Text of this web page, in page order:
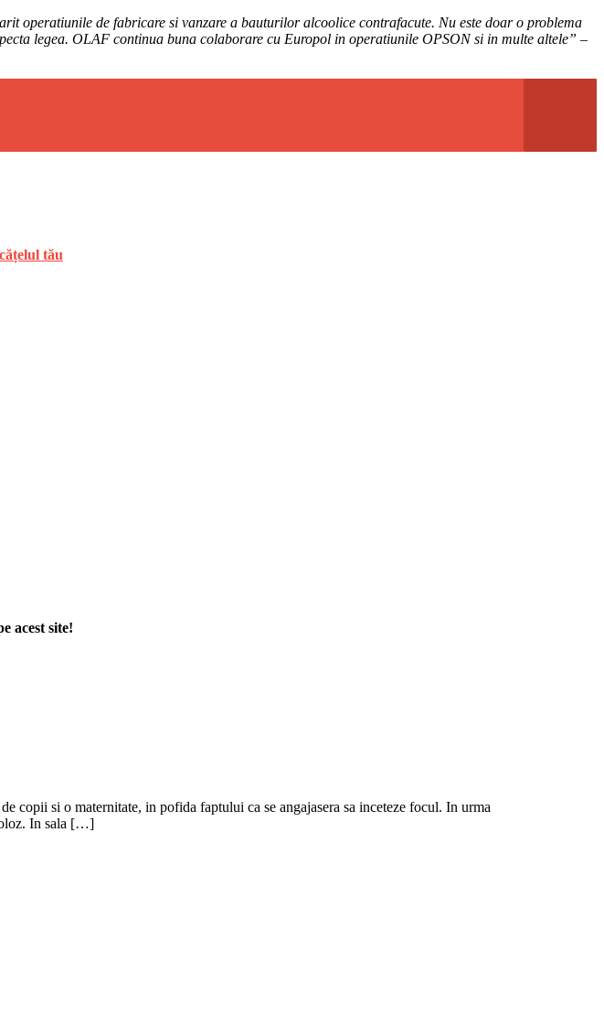
operatiunile de fabricare si vanzare a bauturilor alcoolice contrafacute. Nu este doar o problema
legea. OLAF continua buna colaborare cu Europol in operatiunile OPSON si in multe altele” –
tău
acest site!
copii si o maternitate, in pofida faptului ca se angajasera sa inceteze focul. In urma
In sala […]